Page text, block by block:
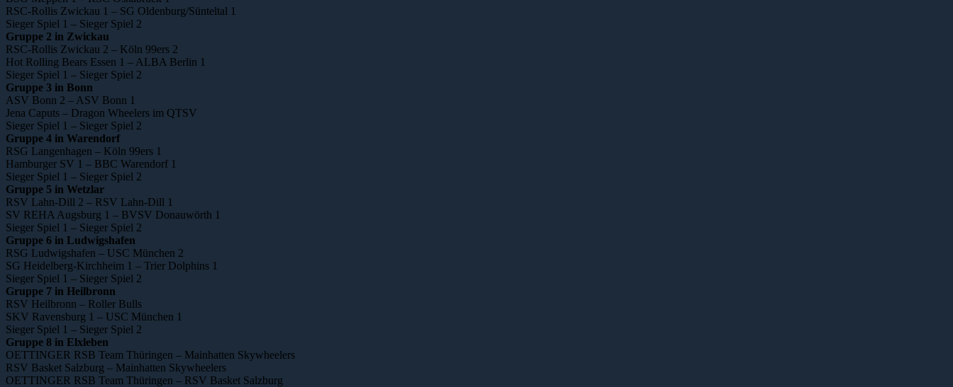
RSC-Rollis Zwickau 1 – SG Oldenburg/Sünteltal 1
Sieger Spiel 1 – Sieger Spiel 2
Gruppe 2 in Zwickau
RSC-Rollis Zwickau 2 – Köln 99ers 2
Hot Rolling Bears Essen 1 – ALBA Berlin 1
Sieger Spiel 1 – Sieger Spiel 2
Gruppe 3 in Bonn
ASV Bonn 2 – ASV Bonn 1
Jena Caputs – Dragon Wheelers im QTSV
Sieger Spiel 1 – Sieger Spiel 2
Gruppe 4 in Warendorf
RSG Langenhagen – Köln 99ers 1
Hamburger SV 1 – BBC Warendorf 1
Sieger Spiel 1 – Sieger Spiel 2
Gruppe 5 in Wetzlar
RSV Lahn-Dill 2 – RSV Lahn-Dill 1
SV REHA Augsburg 1 – BVSV Donauwörth 1
Sieger Spiel 1 – Sieger Spiel 2
Gruppe 6 in Ludwigshafen
RSG Ludwigshafen – USC München 2
SG Heidelberg-Kirchheim 1 – Trier Dolphins 1
Sieger Spiel 1 – Sieger Spiel 2
Gruppe 7 in Heilbronn
RSV Heilbronn – Roller Bulls
SKV Ravensburg 1 – USC München 1
Sieger Spiel 1 – Sieger Spiel 2
Gruppe 8 in Elxleben
OETTINGER RSB Team Thüringen – Mainhatten Skywheelers
RSV Basket Salzburg – Mainhatten Skywheelers
OETTINGER RSB Team Thüringen – RSV Basket Salzburg